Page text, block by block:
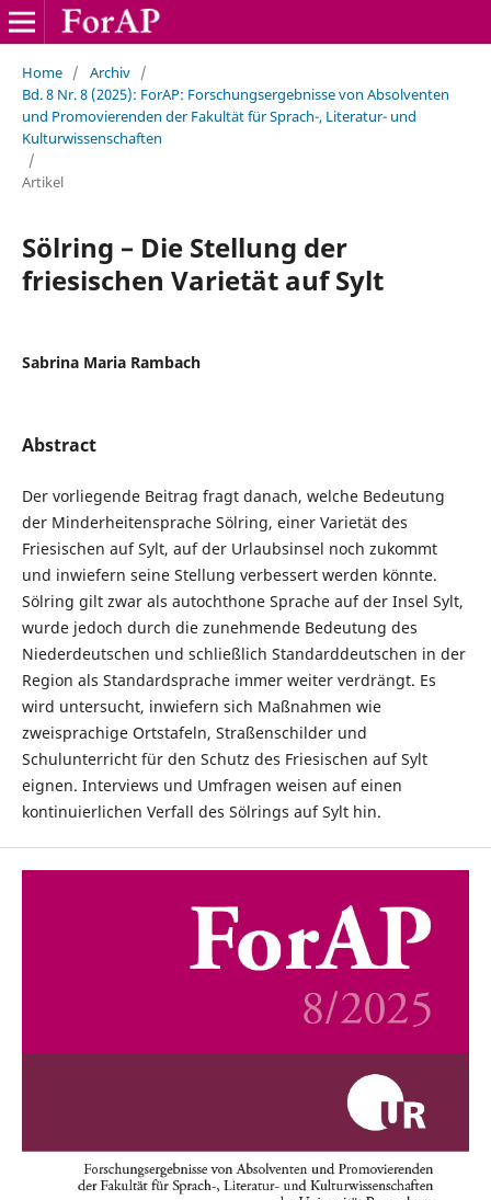
Home / Archiv /
Bd. 8 Nr. 8 (2025): ForAP: Forschungsergebnisse von Absolventen
und Promovierenden der Fakultät für Sprach-, Literatur- und
Kulturwissenschaften
/
Artikel
Sölring – Die Stellung der
friesischen Varietät auf Sylt
Sabrina Maria Rambach
Abstract
Der vorliegende Beitrag fragt danach, welche Bedeutung
der Minderheitensprache Sölring, einer Varietät des
Friesischen auf Sylt, auf der Urlaubsinsel noch zukommt
und inwiefern seine Stellung verbessert werden könnte.
Sölring gilt zwar als autochthone Sprache auf der Insel Sylt,
wurde jedoch durch die zunehmende Bedeutung des
Niederdeutschen und schließlich Standarddeutschen in der
Region als Standardsprache immer weiter verdrängt. Es
wird untersucht, inwiefern sich Maßnahmen wie
zweisprachige Ortstafeln, Straßenschilder und
Schulunterricht für den Schutz des Friesischen auf Sylt
eignen. Interviews und Umfragen weisen auf einen
kontinuierlichen Verfall des Sölrings auf Sylt hin.